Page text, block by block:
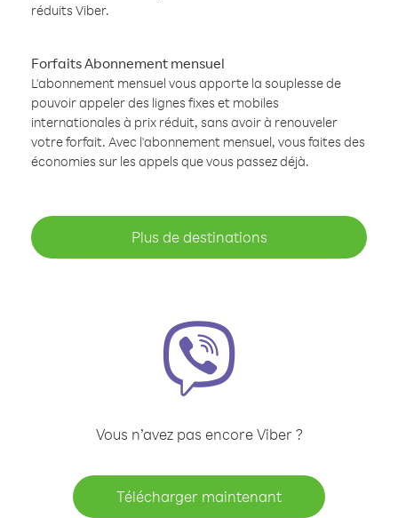
réduits Viber.
Forfaits Abonnement mensuel
L'abonnement mensuel vous apporte la souplesse de
pouvoir appeler des lignes fixes et mobiles
internationales à prix réduit, sans avoir à renouveler
votre forfait. Avec l'abonnement mensuel, vous faites des
économies sur les appels que vous passez déjà.
Plus de destinations
Vous n’avez pas encore Viber ?
Télécharger maintenant